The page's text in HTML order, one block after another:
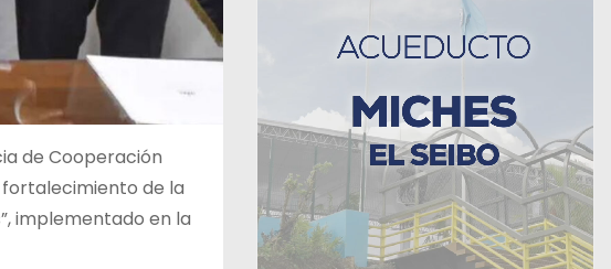
de Cooperación
fortalecimiento de la
implementado en la